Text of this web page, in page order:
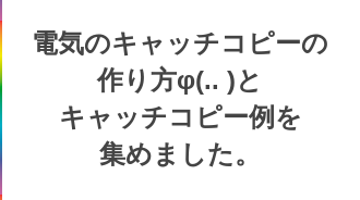
電気のキャッチコピーの
作り方φ(.. )と
キャッチコピー例を
集めました。